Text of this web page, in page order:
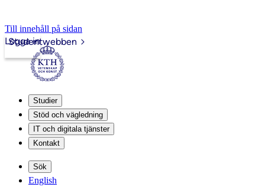
Till innehåll på sidan
Studentwebben
Logga in
Studier
Stöd och vägledning
IT och digitala tjänster
Kontakt
Sök
English